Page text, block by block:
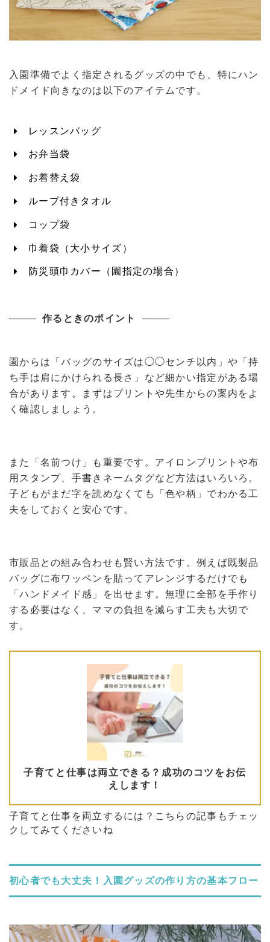
入園準備でよく指定されるグッズの中でも、特にハン
ドメイド向きなのは以下のアイテムです。
レッスンバッグ
お弁当袋
お着替え袋
ループ付きタオル
コップ袋
巾着袋（大小サイズ）
防災頭巾カバー（園指定の場合）
作るときのポイント
園からは「バッグのサイズは◯◯センチ以内」や「持
ち手は肩にかけられる長さ」など細かい指定がある場
合があります。まずはプリントや先生からの案内をよ
く確認しましょう。
また「名前つけ」も重要です。アイロンプリントや布
用スタンプ、手書きネームタグなど方法はいろいろ。
子どもがまだ字を読めなくても「色や柄」でわかる工
夫をしておくと安心です。
市販品との組み合わせも賢い方法です。例えば既製品
バッグに布ワッペンを貼ってアレンジするだけでも
「ハンドメイド感」を出せます。無理に全部を手作り
する必要はなく、ママの負担を減らす工夫も大切で
す。
子育てと仕事を両立するには？こちらの記事もチェッ
クしてみてくださいね
初心者でも大丈夫！入園グッズの作り方の基本フロー